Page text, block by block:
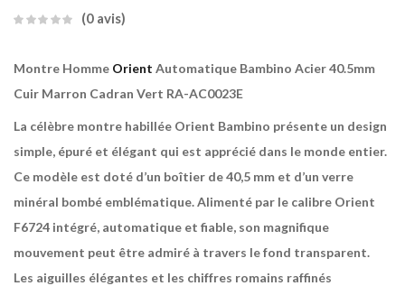
0 avis
Montre Homme Orient Automatique Bambino Acier 40.5mm
Cuir Marron Cadran Vert RA-AC0023E
La célèbre montre habillée Orient Bambino présente un design
simple, épuré et élégant qui est apprécié dans le monde entier.
Ce modèle est doté d’un boîtier de 40,5 mm et d’un verre
minéral bombé emblématique. Alimenté par le calibre Orient
F6724 intégré, automatique et fiable, son magnifique
mouvement peut être admiré à travers le fond transparent.
Les aiguilles élégantes et les chiffres romains raffinés